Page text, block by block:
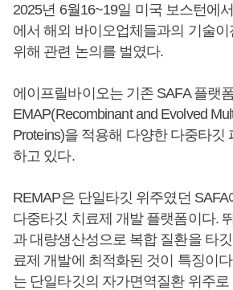
2025년 6월16~19일 미국 보스턴에
에서 해외 바이오업체들과의 기술
위해 관련 논의를 벌였다.
에이프릴바이오는 기존 SAFA 플랫
EMAP(Recombinant and Evolved
Proteins)을 적용해 다양한 다중타깃
하고 있다.
REMAP은 단일타깃 위주였던
다중타깃 치료제 개발 플랫폼이다.
과 대량생산성으로 복합 질환을 타
료제 개발에 최적화된 것이 특징이
는 단일타깃의 자가면역질환 위주